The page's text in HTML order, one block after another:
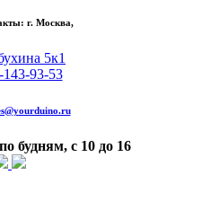
г. Москва,
5к1
93-53
будням, с 10 до 16